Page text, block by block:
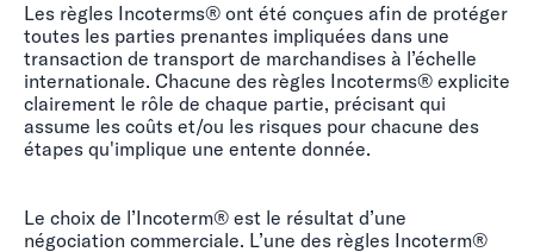
Les règles Incoterms® ont été conçues afin de protéger
toutes les parties prenantes impliquées dans une
transaction de transport de marchandises à l’échelle
internationale. Chacune des règles Incoterms® explicite
clairement le rôle de chaque partie, précisant qui
assume les coûts et/ou les risques pour chacune des
étapes qu'implique une entente donnée.
Le choix de l’Incoterm® est le résultat d’une
négociation commerciale. L’une des règles Incoterm®